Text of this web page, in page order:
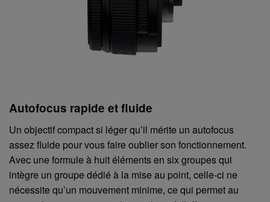
Autofocus rapide et fluide
Un objectif compact si léger qu’il mérite un autofocus
assez fluide pour vous faire oublier son fonctionnement.
Avec une formule à huit éléments en six groupes qui
intègre un groupe dédié à la mise au point, celle-ci ne
nécessite qu’un mouvement minime, ce qui permet au